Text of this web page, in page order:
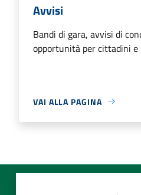
Avvisi
Bandi di gara, avvisi di
opportunità per cittadini e
VAI ALLA PAGINA